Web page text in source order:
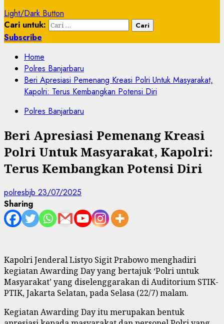
Light/Dark Button
Cari untuk:
Subscribe
Home
Polres Banjarbaru
Beri Apresiasi Pemenang Kreasi Polri Untuk Masyarakat,
Kapolri: Terus Kembangkan Potensi Diri
Polres Banjarbaru
Beri Apresiasi Pemenang Kreasi
Polri Untuk Masyarakat, Kapolri:
Terus Kembangkan Potensi Diri
polresbjb 23/07/2025
Sharing
Kapolri Jenderal Listyo Sigit Prabowo menghadiri
kegiatan Awarding Day yang bertajuk ‘Polri untuk
Masyarakat’ yang diselenggarakan di Auditorium STIK-
PTIK, Jakarta Selatan, pada Selasa (22/7) malam.
Kegiatan Awarding Day itu merupakan bentuk